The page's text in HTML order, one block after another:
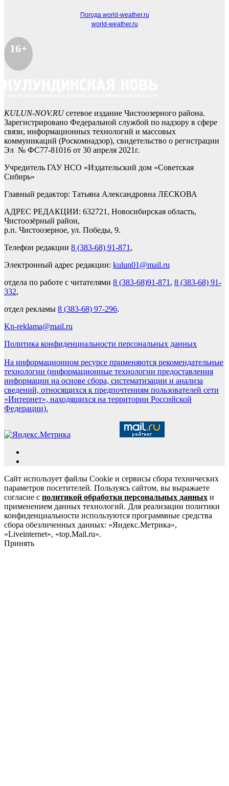
Погода world-weather.ru
world-weather.ru
16+
KULUN-NOV.RUсетевое издание Чистоозерного района.
Зарегистрировано Федеральной службой по надзору в сфере
связи, информационных технологий и массовых
коммуникаций (Роскомнадзор), свидетельство о регистрации
Эл № ФС77-81016 от 30 апреля 2021г.
Учредитель ГАУ НСО «Издательский дом «Советская
Сибирь»
Главный редактор: Татьяна Александровна ЛЕСКОВА
АДРЕС РЕДАКЦИИ: 632721, Новосибирская область,
Чистоозёрный район,
р.п. Чистоозерное, ул. Победы, 9.
Телефон редакции 8 (383-68) 91-871 ,
Электронный адрес редакции: kulun01@mail.ru
отдела по работе с читателями 8 (383-68)91-871 , 8 (383-68) 91-
332,
отдел рекламы 8 (383-68) 97-296.
Kn-reklama@mail.ru
Политика конфиденциальности персональных данных
На информационном ресурсе применяются рекомендательные
технологии (информационные технологии предоставления
информации на основе сбора, систематизации и анализа
сведений, относящихся к предпочтениям пользователей сети
«Интернет», находящихся на территории Российской
Федерации).
Сайт использует файлы Cookie и сервисы сбора технических
параметров посетителей. Пользуясь сайтом, вы выражаете
согласие с политикой обработки персональных данных и
применением данных технологий. Для реализации политики
конфиденциальности используются программные средства
сбора обезличенных данных: «Яндекс.Метрика»,
«Liveinternet», «top.Mail.ru».
Принять